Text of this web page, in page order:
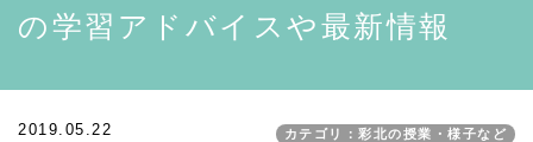
の学習アドバイスや最新情報
2019.05.22 カテゴリ：彩北の授業・様子など